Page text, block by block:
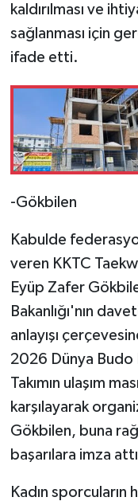
kaldırılması ve
sağlanması için
ifade etti.
-Gökbilen
Kabulde
veren KKTC
Eyüp Zafer
Bakanlığı'nın
anlayışı
2026 Dünya Budo
Takımın ulaşım
karşılayarak
Gökbilen, buna
başarılara imza
Kadın sporcuların